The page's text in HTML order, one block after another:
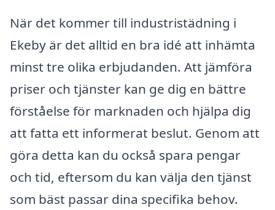
När det kommer till industristädning i
Ekeby är det alltid en bra idé att inhämta
minst tre olika erbjudanden. Att jämföra
priser och tjänster kan ge dig en bättre
förståelse för marknaden och hjälpa dig
att fatta ett informerat beslut. Genom att
göra detta kan du också spara pengar
och tid, eftersom du kan välja den tjänst
som bäst passar dina specifika behov.